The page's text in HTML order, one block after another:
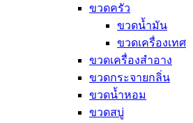
ขวดครัว
ขวดน้ำมัน
ขวดเครื่องเทศ
ขวดเครื่องสำอาง
ขวดกระจายกลิ่น
ขวดน้ำหอม
ขวดสบู่